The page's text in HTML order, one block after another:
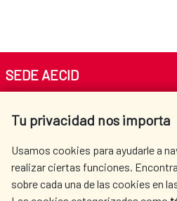
Tu privacidad nos importa
Usamos cookies para ayudarle a
realizar ciertas funciones.
sobre cada una de las cookies en
SEDE AECID
Tel. +34 900 20 30 54​​​​​​​
AECID